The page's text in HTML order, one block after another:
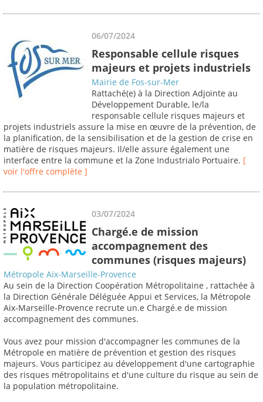
06/07/2024
Responsable cellule risques
majeurs et projets industriels
Mairie de Fos-sur-Mer
Rattaché(e) à la Direction Adjointe au
Développement Durable, le/la
responsable cellule risques majeurs et
projets industriels assure la mise en œuvre de la prévention, de
la planification, de la sensibilisation et de la gestion de crise en
matière de risques majeurs. Il/elle assure également une
interface entre la commune et la Zone Industrialo Portuaire. [
voir l'offre complète ]
03/07/2024
Chargé.e de mission
accompagnement des
communes (risques majeurs)
Métropole Aix-Marseille-Provence
Au sein de la Direction Coopération Métropolitaine , rattachée à
la Direction Générale Déléguée Appui et Services, la Métropole
Aix-Marseille-Provence recrute un.e Chargé.e de mission
accompagnement des communes.
Vous avez pour mission d'accompagner les communes de la
Métropole en matière de prévention et gestion des risques
majeurs. Vous participez au développement d'une cartographie
des risques métropolitains et d'une culture du risque au sein de
la population métropolitaine.